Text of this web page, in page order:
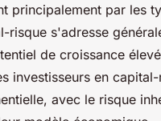
principalement par les
risque s'adresse
de croissance
investisseurs en
avec le risque